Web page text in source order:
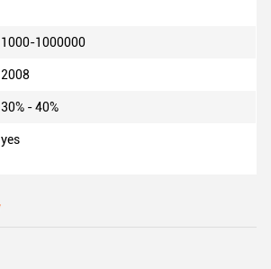
1000-1000000
2008
30% - 40%
yes